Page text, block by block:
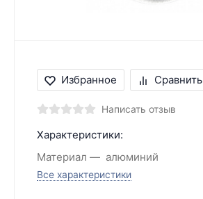
Избранное Сравнить
Написать отзыв
Характеристики:
Материал
алюминий
Все характеристики